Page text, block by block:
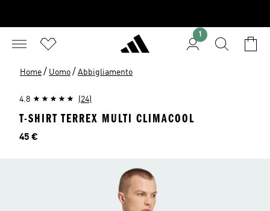
1
Home / Uomo / Abbigliamento
4.8 (24)
T-SHIRT TERREX MULTI CLIMACOOL
Prezzo
45 €